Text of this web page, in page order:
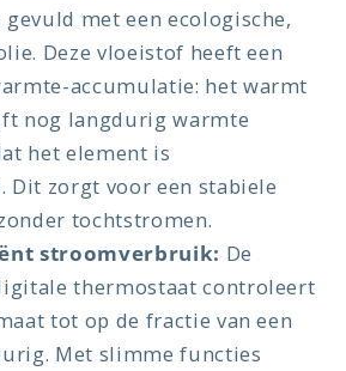
met een ecologische,
Deze vloeistof heeft een
accumulatie: het warmt
nog langdurig warmte
het element is
Dit zorgt voor een stabiele
tochtstromen.
stroomverbruik: De
thermostaat controleert
tot op de fractie van een
Met slimme functies